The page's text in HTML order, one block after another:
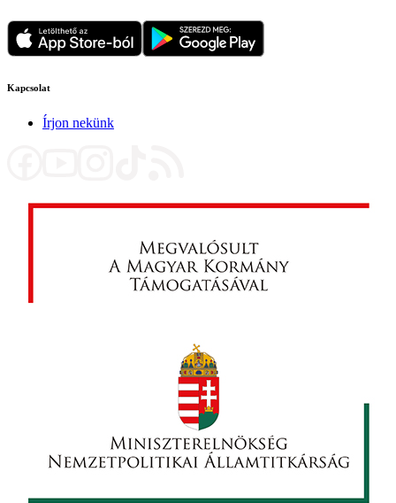
Kapcsolat
Írjon nekünk